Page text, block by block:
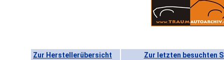
Zur Herstellerübersicht Zur letzten besuchten